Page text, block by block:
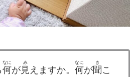
何
なに
が見
み
えますか。 何
なに
が聞
き
こ